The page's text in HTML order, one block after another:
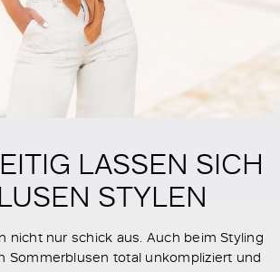
LASSEN SICH
STYLEN
nicht nur schick aus. Auch beim Styling
Sommerblusen total unkompliziert und